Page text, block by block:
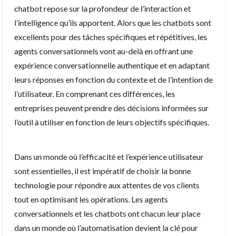
chatbot repose sur la profondeur de l’interaction et
l’intelligence qu’ils apportent. Alors que les chatbots sont
excellents pour des tâches spécifiques et répétitives, les
agents conversationnels vont au-delà en offrant une
expérience conversationnelle authentique et en adaptant
leurs réponses en fonction du contexte et de l’intention de
l’utilisateur. En comprenant ces différences, les
entreprises peuvent prendre des décisions informées sur
l’outil à utiliser en fonction de leurs objectifs spécifiques.
Dans un monde où l’efficacité et l’expérience utilisateur
sont essentielles, il est impératif de choisir la bonne
technologie pour répondre aux attentes de vos clients
tout en optimisant les opérations. Les agents
conversationnels et les chatbots ont chacun leur place
dans un monde où l’automatisation devient la clé pour